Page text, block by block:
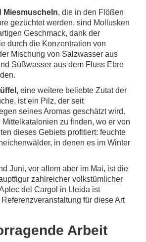
Miesmuscheln, die in den Flößen
gezüchtet werden, sind Mollusken
Geschmack, dank der
durch die Konzentration von
Mischung von Salzwasser aus
Süßwasser aus dem Fluss Ebre
eine weitere beliebte Zutat der
ist ein Pilz, der seit
seines Aromas geschätzt wird.
Mittelkatalonien zu finden, wo er von
dieses Gebiets profitiert: feuchte
in denen es im Winter
Juni, vor allem aber im Mai, ist die
zahlreicher volkstümlicher
del Cargol in Lleida ist
für diese Art
Arbeit